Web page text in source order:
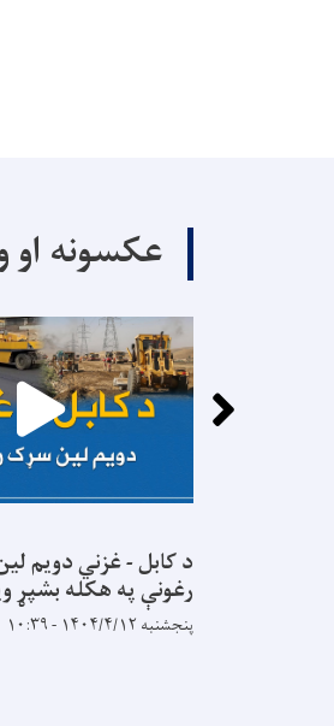
عکسونه او
د کابل - غزني دویم
رغونې په هکله بشپړ
پنجشنبه ۱۴۰۴/۴/۱۲ - ۱۰:۳۹